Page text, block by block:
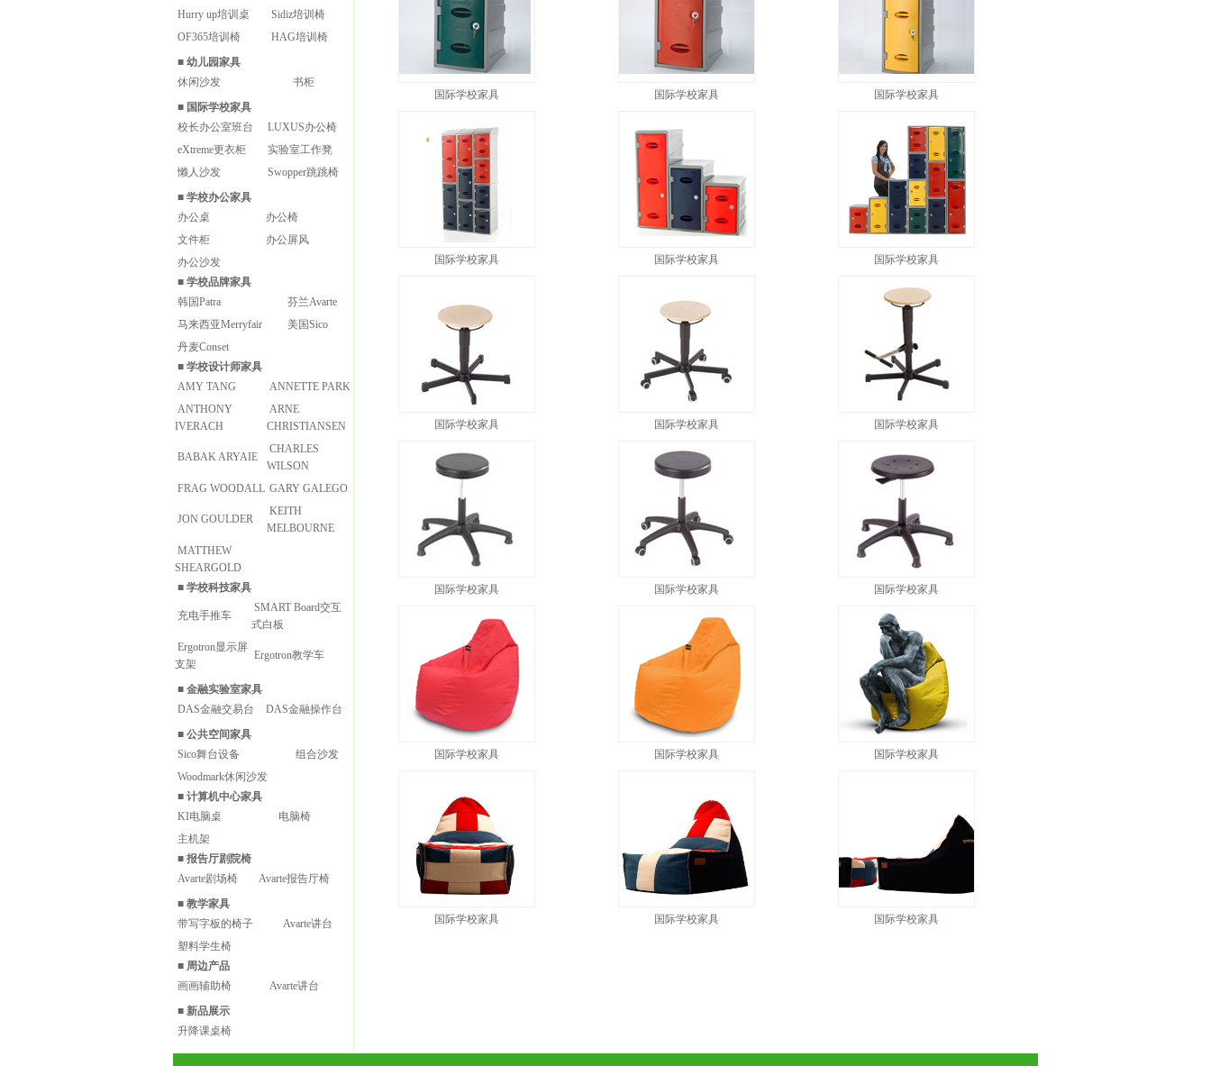
Hurry up培训桌
Sidiz培训椅
OF365培训椅
HAG培训椅
■ 幼儿园家具
休闲沙发
书柜
■ 国际学校家具
校长办公室班台
LUXUS办公椅
eXtreme更衣柜
实验室工作凳
懒人沙发
Swopper跳跳椅
■ 学校办公家具
办公桌
办公椅
文件柜
办公屏风
办公沙发
■ 学校品牌家具
韩国Patra
芬兰Avarte
马来西亚Merryfair
美国Sico
丹麦Conset
■ 学校设计师家具
AMY TANG
ANNETTE PARK
ANTHONY
IVERACH
ARNE
CHRISTIANSEN
BABAK ARYAIE
CHARLES
WILSON
FRAG WOODALL GARY GALEGO
JON GOULDER
KEITH
MELBOURNE
MATTHEW
SHEARGOLD
■ 学校科技家具
充电手推车
SMART Board交互
式白板
Ergotron显示屏
支架
Ergotron教学车
■ 金融实验室家具
DAS金融交易台
DAS金融操作台
■ 公共空间家具
Sico舞台设备
组合沙发
Woodmark休闲沙发
■ 计算机中心家具
KI电脑桌
电脑椅
主机架
■ 报告厅剧院椅
Avarte剧场椅
Avarte报告厅椅
■ 教学家具
带写字板的椅子
Avarte讲台
塑料学生椅
■ 周边产品
画画辅助椅
Avarte讲台
■ 新品展示
升降课桌椅
国际学校家具 国际学校家具 国际学校家具
国际学校家具 国际学校家具 国际学校家具
国际学校家具 国际学校家具 国际学校家具
国际学校家具 国际学校家具 国际学校家具
国际学校家具 国际学校家具 国际学校家具
国际学校家具 国际学校家具 国际学校家具